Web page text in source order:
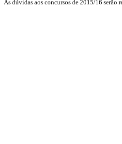
As dúvidas aos concursos de 2015/16 serão